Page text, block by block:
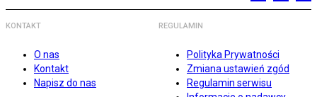
KONTAKT
O nas
Kontakt
Napisz do nas
REGULAMIN
Polityka Prywatności
Zmiana ustawień zgód
Regulamin serwisu